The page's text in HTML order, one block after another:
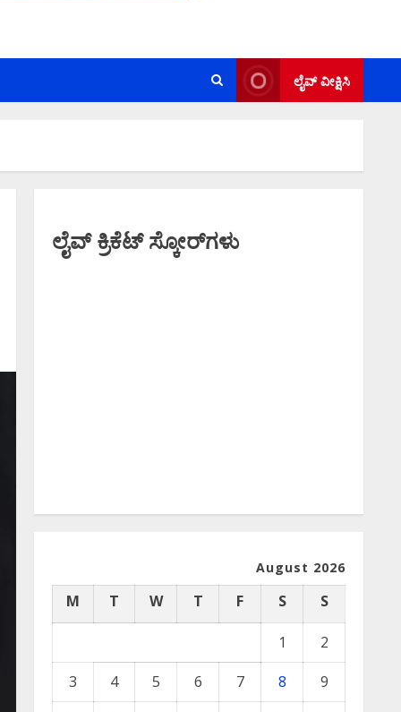
ಲೈವ್ ವೀಕ್ಷಿಸಿ
ಲೈವ್ ಕ್ರಿಕೆಟ್ ಸ್ಕೋರ್‌ಗಳು
August 2026
M T W T F S S
1
2
3
4 5 6 7 8
9